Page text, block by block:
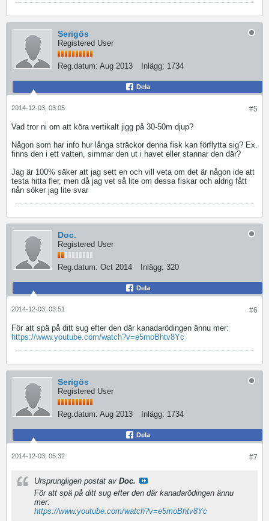
Serigös
Registered User
Reg.datum: Aug 2013 Inlägg: 1734
Dela
#5
2014-12-03, 03:05
Vad tror ni om att köra vertikalt jigg på 30-50m djup?
Någon som har info hur långa sträckor denna fisk kan förflytta sig? Ex.
finns den i ett vatten, simmar den ut i havet eller stannar den där?
Jag är 100% säker att jag sett en och vill veta om det är någon ide att
testa hitta fler, men då jag vet så lite om dessa fiskar och aldrig fått
nån söker jag lite svar
Doc.
Registered User
Reg.datum: Oct 2014 Inlägg: 320
Dela
#6
2014-12-03, 03:51
För att spä på ditt sug efter den där kanadarödingen ännu mer:
https://www.youtube.com/watch?v=e5moBhtv8Yc
Serigös
Registered User
Reg.datum: Aug 2013 Inlägg: 1734
Dela
#7
2014-12-03, 05:32
Ursprungligen postat av Doc.
För att spä på ditt sug efter den där kanadarödingen ännu
mer:
https://www.youtube.com/watch?v=e5moBhtv8Yc